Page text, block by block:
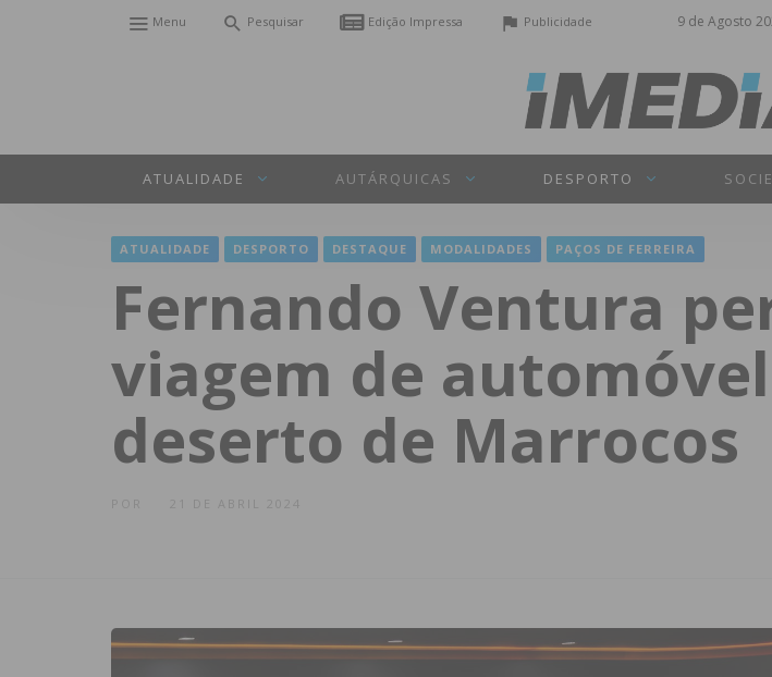
9 de Agosto
Menu Pesquisar Edição Impressa Publicidade
ATUALIDADE AUTÁRQUICAS DESPORTO
ATUALIDADE DESPORTO DESTAQUE MODALIDADES PAÇOS DE FERREIRA
Fernando Ventura
viagem de
deserto de Marrocos
21 DE ABRIL 2024